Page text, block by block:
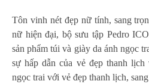
Tôn vinh nét đẹp nữ tính, sang
nữ hiện đại, bộ sưu tập Pedro
sản phẩm túi và giày da ánh ngọc
sự hấp dẫn của vẻ đẹp thanh
ngọc trai với vẻ đẹp thanh lịch,